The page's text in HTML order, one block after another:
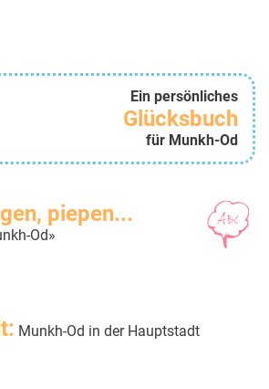
Ein persönliches
Glücksbuch
für Munkh-Od
piepen...
Od»
Munkh-Od in der Hauptstadt